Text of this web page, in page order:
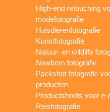
High-end retouching
modefotografie
Huisdierenfotografie
Kunstfotografie
Natuur- en wildlife
Newborn fotografie
Packshot fotografie
producten
Productshoots voor
Reisfotografie